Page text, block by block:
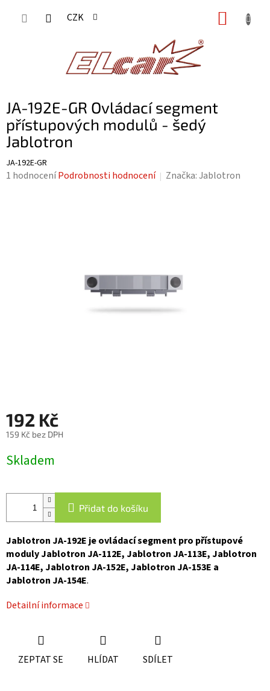
CZK
JA-192E-GR Ovládací segment
přístupových modulů - šedý
Jablotron
JA-192E-GR
Průměrné
1 hodnoceníPodrobnosti hodnocení Značka:Jablotron
192 Kč
159 Kč bez DPH
cena:
Skladem
Přidat do košíku
Jablotron JA-192E je ovládací segment pro přístupové
moduly Jablotron JA-112E, Jablotron JA-113E, Jablotron
JA-114E, Jablotron JA-152E, Jablotron JA-153E a
Jablotron JA-154E.
Detailní informace
ZEPTAT SE HLÍDAT SDÍLET